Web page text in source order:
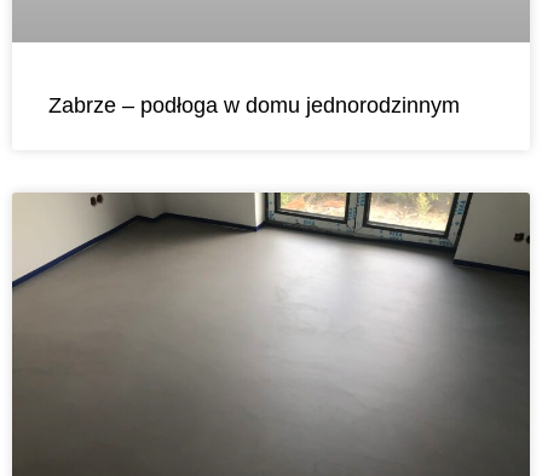
Zabrze – podłoga w domu jednorodzinnym